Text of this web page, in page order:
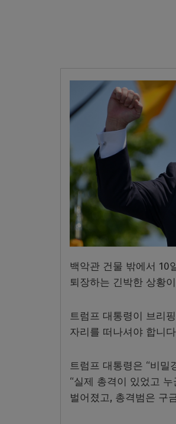
백악관 건물 밖에서 10
퇴장하는 긴박한 상황
트럼프 대통령이 브리
자리를 떠나셔야 합니
트럼프 대통령은 “비밀
“실제 총격이 있었고
벌어졌고, 총격범은 구